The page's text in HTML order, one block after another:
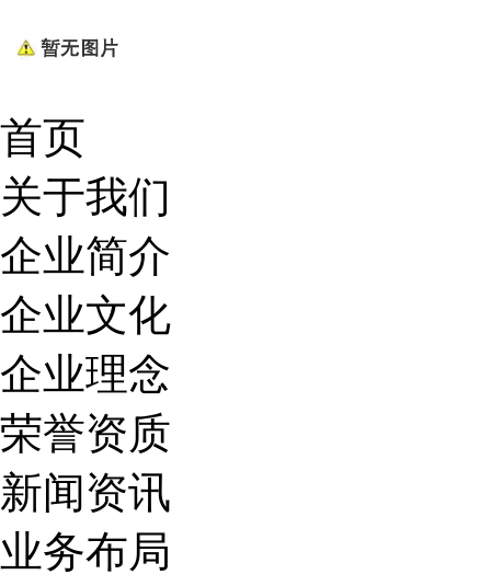
首页
关于我们
企业简介
企业文化
企业理念
荣誉资质
新闻资讯
业务布局